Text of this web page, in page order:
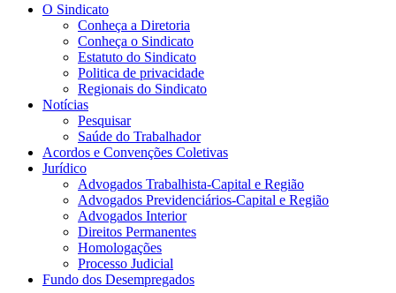
O Sindicato
Conheça a Diretoria
Conheça o Sindicato
Estatuto do Sindicato
Politica de privacidade
Regionais do Sindicato
Notícias
Pesquisar
Saúde do Trabalhador
Acordos e Convenções Coletivas
Jurídico
Advogados Trabalhista-Capital e Região
Advogados Previdenciários-Capital e Região
Advogados Interior
Direitos Permanentes
Homologações
Processo Judicial
Fundo dos Desempregados